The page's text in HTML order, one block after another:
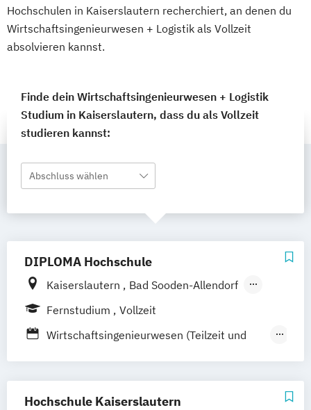
Hochschulen in Kaiserslautern recherchiert, an denen du
Wirtschaftsingenieurwesen + Logistik als Vollzeit
absolvieren kannst.
Finde dein Wirtschaftsingenieurwesen + Logistik
Studium in Kaiserslautern, dass du als Vollzeit
studieren kannst:
Abschluss wählen
DIPLOMA Hochschule
Kaiserslautern
Bad Sooden-Allendorf
Aalen
Baden-Baden
Heilbronn Kassel Leipzig
Mannheim
München Bochum Wiesbaden
Regenstauf Dresden Hoyerswerda
Magdeburg Ostfildern
Fernstudium
Vollzeit
Wirtschaftsingenieurwesen (Teilzeit und
Schwerpunkt Nachhaltigkeit
Hochschule Kaiserslautern